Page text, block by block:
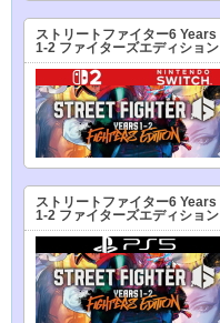
ストリートファイター6 Years
1-2 ファイターズエディション
ストリートファイター6 Years
1-2 ファイターズエディション